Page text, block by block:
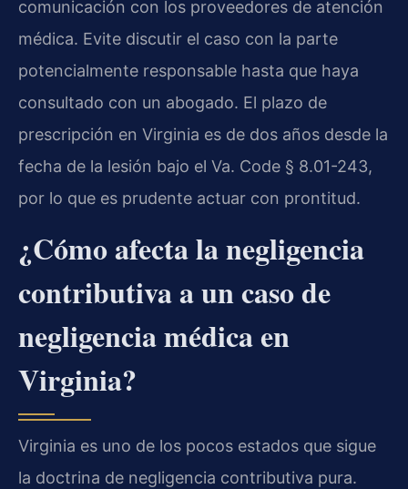
comunicación con los proveedores de atención
médica. Evite discutir el caso con la parte
potencialmente responsable hasta que haya
consultado con un abogado. El plazo de
prescripción en Virginia es de dos años desde la
fecha de la lesión bajo el Va. Code § 8.01-243,
por lo que es prudente actuar con prontitud.
¿Cómo afecta la negligencia
contributiva a un caso de
negligencia médica en
Virginia?
Virginia es uno de los pocos estados que sigue
la doctrina de negligencia contributiva pura.